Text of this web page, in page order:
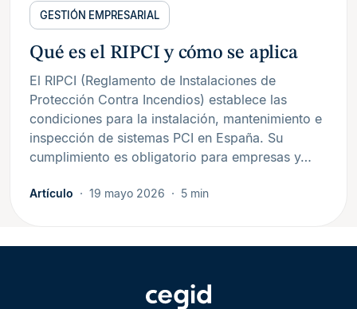
GESTIÓN EMPRESARIAL
Qué es el RIPCI y cómo se aplica
El RIPCI (Reglamento de Instalaciones de
Protección Contra Incendios) establece las
condiciones para la instalación, mantenimiento e
inspección de sistemas PCI en España. Su
cumplimiento es obligatorio para empresas y…
Artículo 19 mayo 2026 5 min